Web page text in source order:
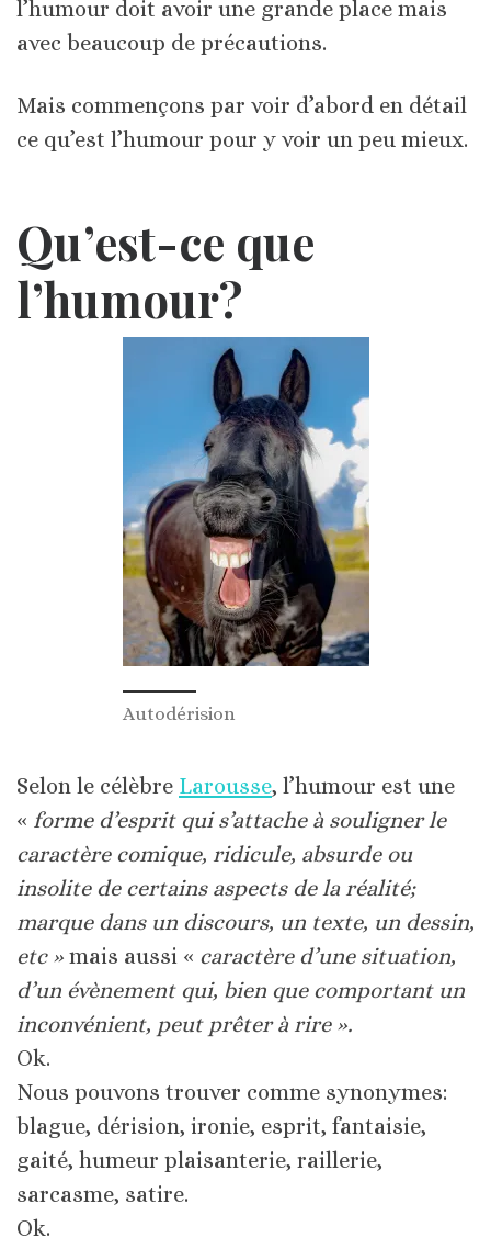
l’humour doit avoir une grande place mais
avec beaucoup de précautions.
Mais commençons par voir d’abord en détail
ce qu’est l’humour pour y voir un peu mieux.
Qu’est-ce que
l’humour?
Autodérision
Selon le célèbre Larousse, l’humour est une
« forme d’esprit qui s’attache à souligner le
caractère comique, ridicule, absurde ou
insolite de certains aspects de la réalité;
marque dans un discours, un texte, un dessin,
etc » mais aussi « caractère d’une situation,
d’un évènement qui, bien que comportant un
inconvénient, peut prêter à rire ».
Ok.
Nous pouvons trouver comme synonymes:
blague, dérision, ironie, esprit, fantaisie,
gaité, humeur plaisanterie, raillerie,
sarcasme, satire.
Ok.